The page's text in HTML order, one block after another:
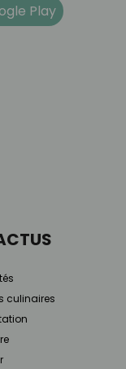
Play
culinaires